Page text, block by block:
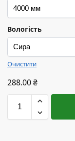
Вологість
Очистити
288.00₴